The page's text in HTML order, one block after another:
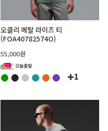
오클리 메탈 라이즈 티
(FOA40782574O)
55,000원
1